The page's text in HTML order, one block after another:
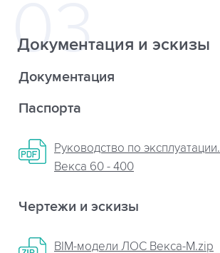
Документация и эскизы
Документация
Паспорта
Руководство по
Векса 60 - 400
Чертежи и эскизы
BIM-модели ЛОС Векса-М.zip